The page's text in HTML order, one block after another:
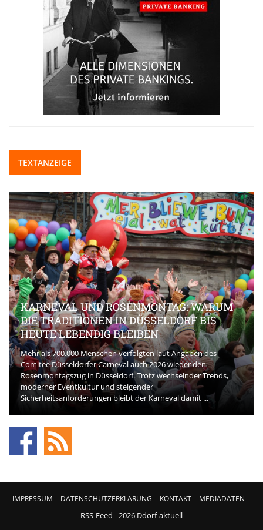
TEXTANZEIGE
KARNEVAL UND ROSENMONTAG: WARUM
DIE TRADITIONEN IN DÜSSELDORF BIS
HEUTE LEBENDIG BLEIBEN
Mehr als 700.000 Menschen verfolgten laut Angaben des
Comitee Düsseldorfer Carneval auch 2026 wieder den
Rosenmontagszug in Düsseldorf. Trotz wechselnder Trends,
moderner Eventkultur und steigender
Sicherheitsanforderungen bleibt der Karneval damit ...
IMPRESSUM DATENSCHUTZERKLÄRUNG KONTAKT MEDIADATEN
RSS-Feed - 2026 Ddorf-aktuell